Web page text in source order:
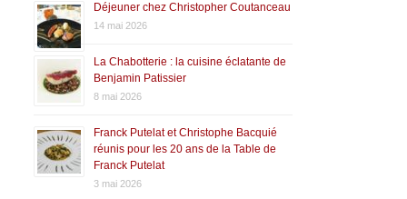
Déjeuner chez Christopher Coutanceau
14 mai 2026
La Chabotterie : la cuisine éclatante de
Benjamin Patissier
8 mai 2026
Franck Putelat et Christophe Bacquié
réunis pour les 20 ans de la Table de
Franck Putelat
3 mai 2026